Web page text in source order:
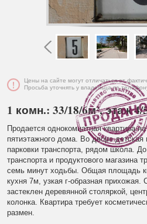
Цены на сайте могут отличаться от
Просьба уточнять у владельца по
1 комн.: 33/18/6м², этаж 4/
Продается однокомнатная квартира
пятиэтажного дома. Во дворе
парковки транспорта, рядом школа.
транспорта и продуктового магазина
семь минут ходьбы. Общая площадь
кухня 7м, узкая г-образная
застеклен деревянной столяркой,
колонка. Квартира требует
размен.